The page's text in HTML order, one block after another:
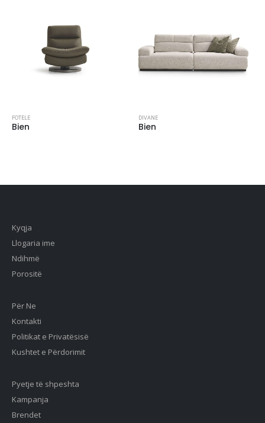
FOTELE
Bien
DIVANE
Bien
Kyqja
Llogaria ime
Ndihmë
Porositë
Për Ne
Kontakti
Politikat e Privatësisë
Kushtet e Përdorimit
Pyetje të shpeshta
Kampanja
Brendet